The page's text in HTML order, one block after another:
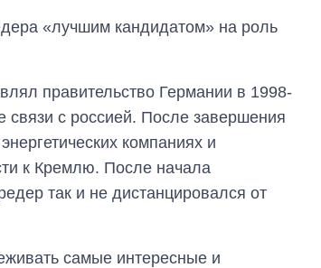
«лучшим кандидатом» на роль
правительство Германии в 1998-
с россией. После завершения
компаниях и
к Кремлю. После начала
так и не дистанцировался от
самые интересные и